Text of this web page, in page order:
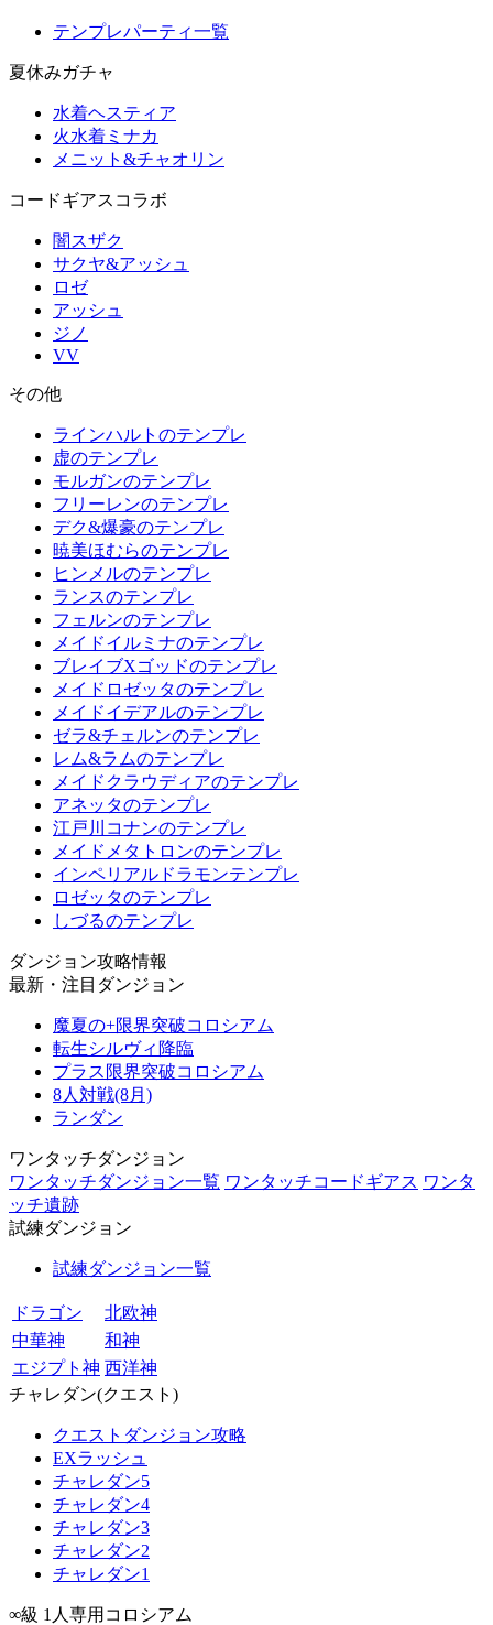
テンプレパーティ一覧
夏休みガチャ
水着ヘスティア
火水着ミナカ
メニット&チャオリン
コードギアスコラボ
闇スザク
サクヤ&アッシュ
ロゼ
アッシュ
ジノ
VV
その他
ラインハルトのテンプレ
虚のテンプレ
モルガンのテンプレ
フリーレンのテンプレ
デク&爆豪のテンプレ
暁美ほむらのテンプレ
ヒンメルのテンプレ
ランスのテンプレ
フェルンのテンプレ
メイドイルミナのテンプレ
ブレイブXゴッドのテンプレ
メイドロゼッタのテンプレ
メイドイデアルのテンプレ
ゼラ&チェルンのテンプレ
レム&ラムのテンプレ
メイドクラウディアのテンプレ
アネッタのテンプレ
江戸川コナンのテンプレ
メイドメタトロンのテンプレ
インペリアルドラモンテンプレ
ロゼッタのテンプレ
しづるのテンプレ
ダンジョン攻略情報
最新・注目ダンジョン
魔夏の+限界突破コロシアム
転生シルヴィ降臨
プラス限界突破コロシアム
8人対戦(8月)
ランダン
ワンタッチダンジョン
ワンタッチダンジョン一覧 ワンタッチコードギアス ワンタ
ッチ遺跡
試練ダンジョン
試練ダンジョン一覧
ドラゴン
北欧神
中華神
和神
エジプト神 西洋神
チャレダン(クエスト)
クエストダンジョン攻略
EXラッシュ
チャレダン5
チャレダン4
チャレダン3
チャレダン2
チャレダン1
∞級 1人専用コロシアム